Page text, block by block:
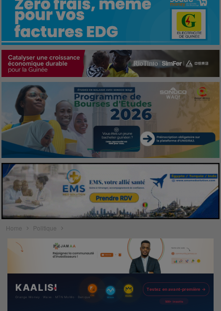
Home Politique